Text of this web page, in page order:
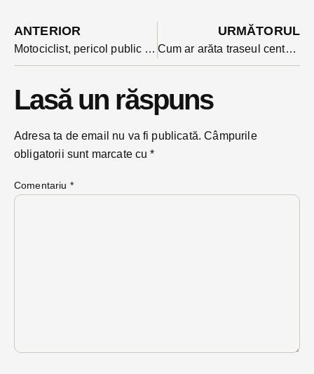
ANTERIOR
Motociclist, pericol public trimis la răcoare pentru 30 de zile
URMĂTORUL
Cum ar arăta traseul centurii ocolitoare a Bistriței în viziunea unui candidat la Primărie. Dan Ciobănică s-a urcat într-un avion ca să-l arate
Lasă un răspuns
Adresa ta de email nu va fi publicată. Câmpurile
obligatorii sunt marcate cu*
Comentariu *